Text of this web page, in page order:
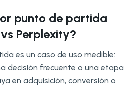
punto de partida
Perplexity?
es un caso de uso medible:
decisión frecuente o una etapa
en adquisición, conversión o